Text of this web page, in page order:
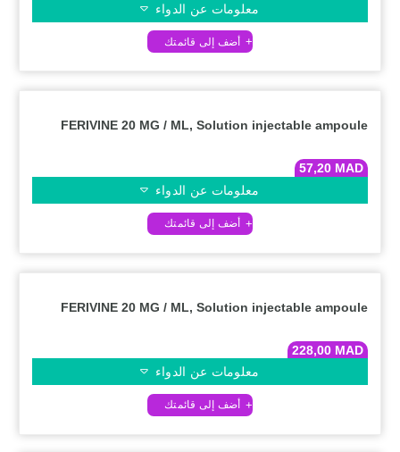
معلومات عن الدواء
FERIVINE 20 MG / ML, Solution injectable ampoule
57,20 MAD
معلومات عن الدواء
FERIVINE 20 MG / ML, Solution injectable ampoule
228,00 MAD
معلومات عن الدواء